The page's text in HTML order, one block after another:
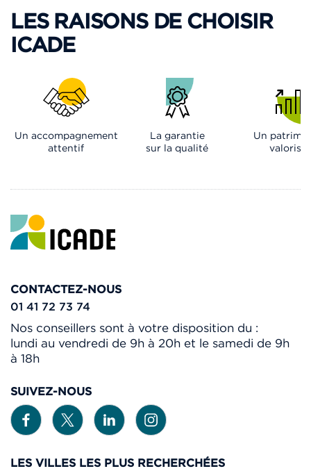
LES RAISONS DE CHOISIR
ICADE
Un accompagnement
attentif
La garantie
sur la qualité
Un
valorisé
CONTACTEZ-NOUS
01 41 72 73 74
Nos conseillers sont à votre disposition du :
lundi au vendredi de 9h à 20h et le samedi de 9h
à 18h
SUIVEZ-NOUS
LES VILLES LES PLUS RECHERCHÉES